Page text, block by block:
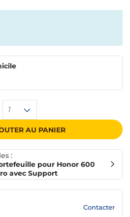
1
AU PANIER
:
pour Honor 600
avec Support
Contacter